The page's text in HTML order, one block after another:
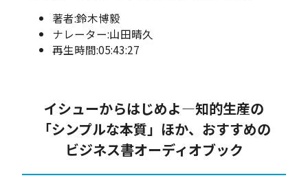
著者:鈴木博毅
ナレーター:山田晴久
再生時間:05:43:27
イシューからはじめよ―知的生産の
「シンプルな本質」ほか、おすすめの
ビジネス書オーディオブック